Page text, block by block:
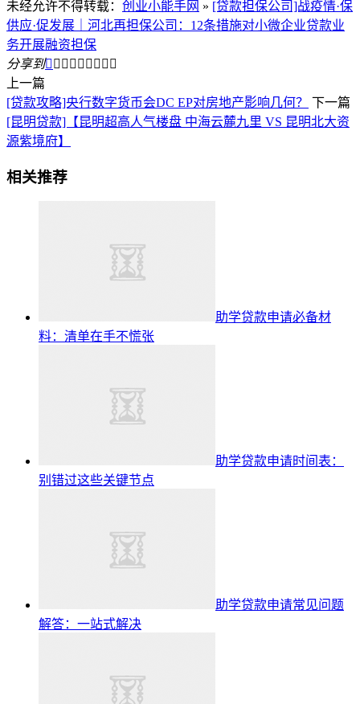
未经允许不得转载： 创业小能手网 » [贷款担保公司]战疫情·保
供应·促发展｜河北再担保公司：12条措施对小微企业贷款业
务开展融资担保
分享到        
上一篇
[贷款攻略]央行数字货币会DC EP对房地产影响几何？
下一篇
[昆明贷款]【昆明超高人气楼盘 中海云麓九里 VS 昆明北大资
源紫境府】
相关推荐
助学贷款申请必备材
料：清单在手不慌张
助学贷款申请时间表：
别错过这些关键节点
助学贷款申请常见问题
解答：一站式解决